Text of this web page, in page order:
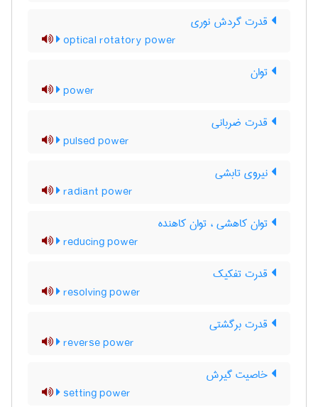
قدرت گردش نوری
optical rotatory power
توان
power
قدرت ضربانی
pulsed power
نیروی تابشی
radiant power
توان کاهشی ، توان کاهنده
reducing power
قدرت تفکیک
resolving power
قدرت برگشتی
reverse power
خاصیت گیرش
setting power